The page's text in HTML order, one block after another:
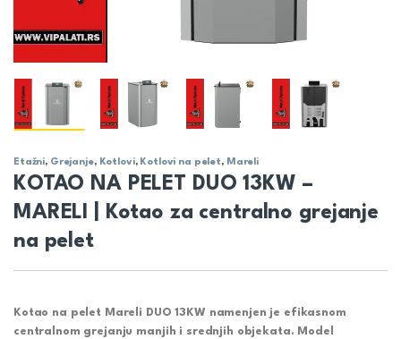
Etažni, Grejanje, Kotlovi, Kotlovi na pelet, Mareli
KOTAO NA PELET DUO 13KW –
MARELI | Kotao za centralno grejanje
na pelet
Kotao na pelet Mareli DUO 13KW namenjen je efikasnom
centralnom grejanju manjih i srednjih objekata. Model